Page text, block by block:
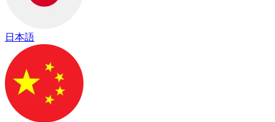
日本語